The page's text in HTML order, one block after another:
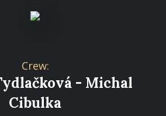
Crew:
- Michal
Cibulka